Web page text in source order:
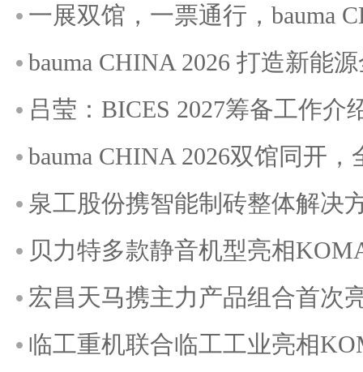
一展双馆，一票通行，bauma
bauma CHINA 2026 打造新能
吕莹：BICES 2027筹备工作介
bauma CHINA 2026双馆同开
泉工股份携智能制砖整体解决
贝力特多款静音机型亮相
宏昌天马携主力产品组合首次
临工重机联合临工工业亮相